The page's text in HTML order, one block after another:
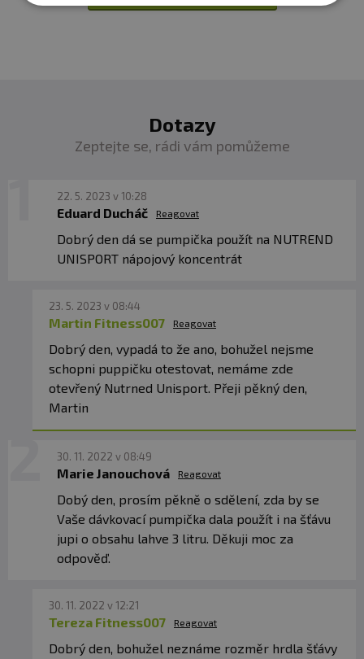
Dotazy
Zeptejte se, rádi vám pomůžeme
22. 5. 2023 v 10:28
Eduard Ducháč Reagovat
Dobrý den dá se pumpička použít na NUTREND
UNISPORT nápojový koncentrát
23. 5. 2023 v 08:44
Martin Fitness007 Reagovat
Dobrý den, vypadá to že ano, bohužel nejsme
schopni puppičku otestovat, nemáme zde
otevřený Nutrned Unisport. Přeji pěkný den,
Martin
30. 11. 2022 v 08:49
Marie Janouchová Reagovat
Dobý den, prosím pěkně o sdělení, zda by se
Vaše dávkovací pumpička dala použít i na šťávu
jupi o obsahu lahve 3 litru. Děkuji moc za
odpověď.
30. 11. 2022 v 12:21
Tereza Fitness007 Reagovat
Dobrý den, bohužel neznáme rozměr hrdla šťávy